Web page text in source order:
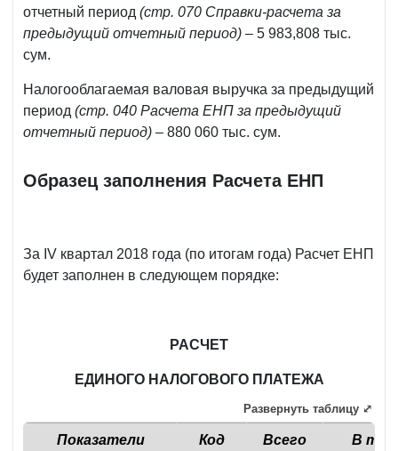
отчетный период (стр. 070 Справки-расчета за
предыдущий отчетный период) – 5 983,808 тыс.
сум.
Налогооблагаемая валовая выручка за предыдущий
период (стр. 040 Расчета ЕНП за предыдущий
отчетный период) – 880 060 тыс. сум.
Образец заполнения Расчета ЕНП
За IV квартал 2018 года (по итогам года) Расчет ЕНП
будет заполнен в следующем порядке:
РАСЧЕТ
ЕДИНОГО НАЛОГОВОГО ПЛАТЕЖА
Показатели
Код
Всего
В том
Развернуть таблицу ⤢